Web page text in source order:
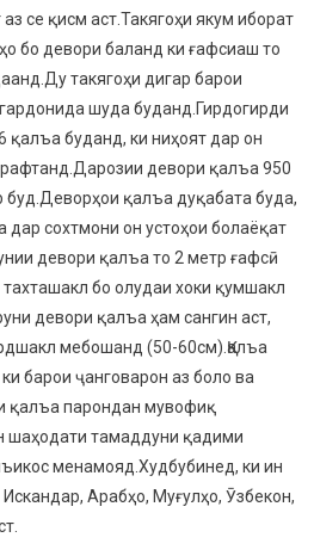
се қисм аст.Такягоҳи якум иборат
бо девори баланд ки ғафсиаш то
такягоҳи дигар барои
шуда буданд.Гирдогирди
қалъа буданд, ки ниҳоят дар он
девори қалъа 950
қалъа дуқабата буда,
сохтмони он устоҳои болаёқат
девори қалъа то 2 метр ғафсӣ
бо олудаи хоки қумшакл
девори қалъа ҳам сангин аст,
мебошанд (50-60см).Қалъа
барои ҷанговарон аз боло ва
қалъа парондан мувофиқ
шаҳодати тамаддуни қадими
менамояд.Худбубинед, ки ин
Арабҳо, Муғулҳо, Ӯзбекон,